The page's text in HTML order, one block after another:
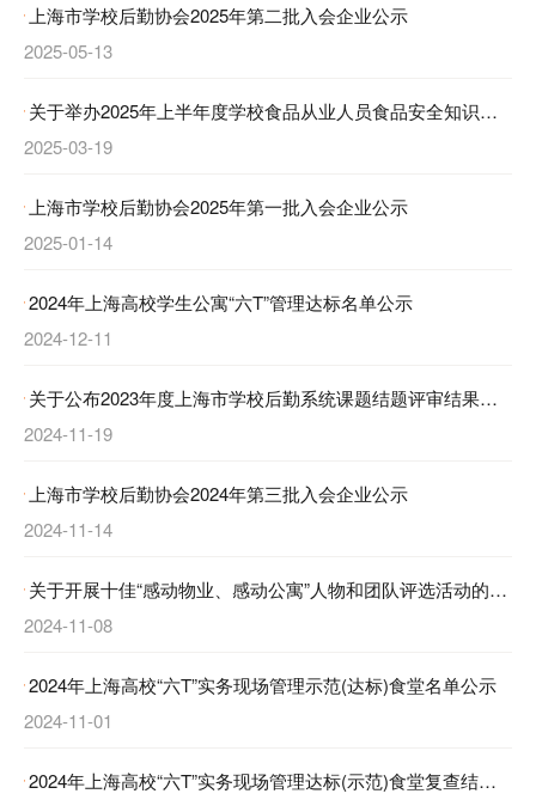
上海市学校后勤协会2025年第二批入会企业公示
2025-05-13
关于举办2025年上半年度学校食品从业人员食品安全知识培训和考核的通知
2025-03-19
上海市学校后勤协会2025年第一批入会企业公示
2025-01-14
2024年上海高校学生公寓“六T”管理达标名单公示
2024-12-11
关于公布2023年度上海市学校后勤系统课题结题评审结果与优秀课题公示的通知
2024-11-19
上海市学校后勤协会2024年第三批入会企业公示
2024-11-14
关于开展十佳“感动物业、感动公寓”人物和团队评选活动的通知
2024-11-08
2024年上海高校“六T”实务现场管理示范(达标)食堂名单公示
2024-11-01
2024年上海高校“六T”实务现场管理达标(示范)食堂复查结果公示